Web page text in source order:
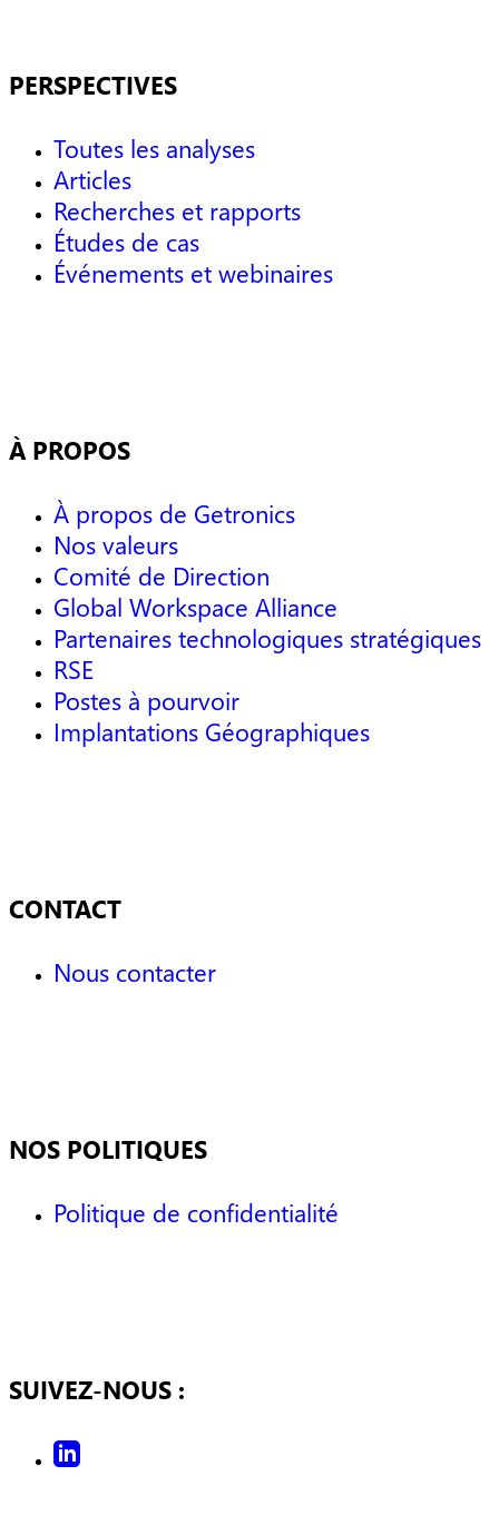
PERSPECTIVES
Toutes les analyses
Articles
Recherches et rapports
Études de cas
Événements et webinaires
À PROPOS
À propos de Getronics
Nos valeurs
Comité de Direction
Global Workspace Alliance
Partenaires technologiques stratégiques
RSE
Postes à pourvoir
Implantations Géographiques
CONTACT
Nous contacter
NOS POLITIQUES
Politique de confidentialité
SUIVEZ-NOUS :